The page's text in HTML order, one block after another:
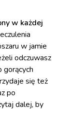
w każdej
w jamie
odczuwasz
gorących
się też
po
dalej, by